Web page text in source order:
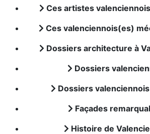
Ces artistes
Ces valenciennois(es)
Dossiers architecture à
Dossiers
Dossiers
Façades
Histoire de